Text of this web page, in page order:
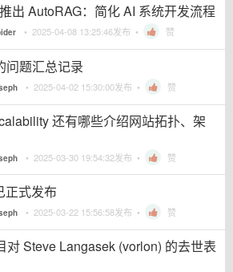
出 AutoRAG：简化 AI 系统开发流程
• 2025-04-08 13:25:46发布 • 赞
问题汇总记录
• 2025-04-02 15:30:00发布 • 赞
还有哪些介绍网站拓扑、架
• 2025-03-30 19:54:32发布 • 赞
正式发布
• 2025-03-22 15:56:58发布 • 赞
对 Steve Langasek (vorlon) 的去世表